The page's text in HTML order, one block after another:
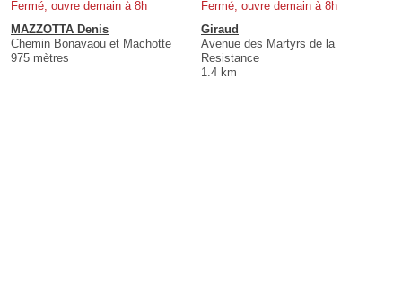
Fermé, ouvre demain à 8h
Fermé, ouvre demain à 8h
MAZZOTTA Denis
Chemin Bonavaou et Machotte
975 mètres
Giraud
Avenue des Martyrs de la
Resistance
1.4 km